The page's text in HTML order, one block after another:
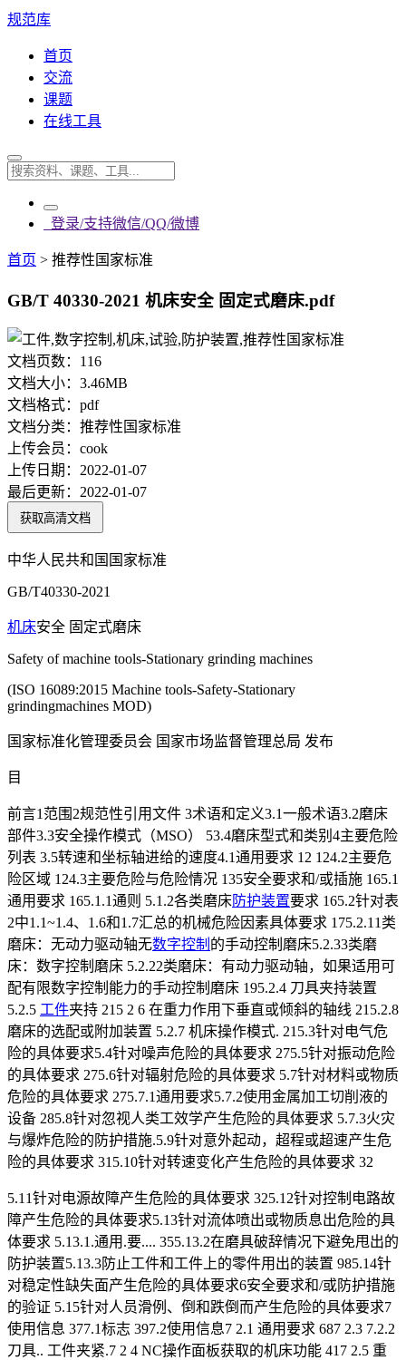
规范库
首页
交流
课题
在线工具
登录/支持微信/QQ/微博
首页 > 推荐性国家标准
GB/T 40330-2021 机床安全 固定式磨床.pdf
文档页数： 116
文档大小： 3.46MB
文档格式： pdf
文档分类： 推荐性国家标准
上传会员： cook
上传日期： 2022-01-07
最后更新： 2022-01-07
获取高清文档
中华人民共和国国家标准
GB/T40330-2021
机床安全 固定式磨床
Safety of machine tools-Stationary grinding machines
(ISO 16089:2015 Machine tools-Safety-Stationary
grindingmachines MOD)
国家标准化管理委员会 国家市场监督管理总局 发布
目
前言1范围2规范性引用文件 3术语和定义3.1一般术语3.2磨床
部件3.3安全操作模式（MSO） 53.4磨床型式和类别4主要危险
列表 3.5转速和坐标轴进给的速度4.1通用要求 12 124.2主要危
险区域 124.3主要危险与危险情况 135安全要求和/或插施 165.1
通用要求 165.1.1通则 5.1.2各类磨床防护装置要求 165.2针对表
2中1.1~1.4、1.6和1.7汇总的机械危险因素具体要求 175.2.11类
磨床：无动力驱动轴无数字控制 的手动控制磨床5.2.33类磨
床：数字控制磨床 5.2.22类磨床：有动力驱动轴，如果适用可
配有限数字控制能力的手动控制磨床 195.2.4 刀具夹持装置
5.2.5 工件夹持 215 2 6 在重力作用下垂直或倾斜的轴线 215.2.8
磨床的选配或附加装置 5.2.7 机床操作模式. 215.3针对电气危
险的具体要求5.4针对噪声危险的具体要求 275.5针对振动危险
的具体要求 275.6针对辐射危险的具体要求 5.7针对材料或物质
危险的具体要求 275.7.1通用要求5.7.2使用金属加工切削液的
设备 285.8针对忽视人类工效学产生危险的具体要求 5.7.3火灾
与爆炸危险的防护措施.5.9针对意外起动，超程或超速产生危
险的具体要求 315.10针对转速变化产生危险的具体要求 32
5.11针对电源故障产生危险的具体要求 325.12针对控制电路故
障产生危险的具体要求5.13针对流体喷出或物质息出危险的具
体要求 5.13.1.通用.要.... 355.13.2在磨具破辞情况下避免甩出的
防护装置5.13.3防止工件和工件上的零件用出的装置 985.14针
对稳定性缺失面产生危险的具体要求6安全要求和/或防护措施
的验证 5.15针对人员滑例、倒和跌倒而产生危险的具体要求7
使用信息 377.1标志 397.2使用信息7 2.1 通用要求 687 2.3 7.2.2
刀具.. 工件夹紧.7 2 4 NC操作面板获取的机床功能 417 2.5 重